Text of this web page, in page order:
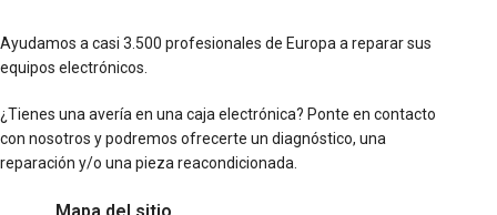
Ayudamos a casi 3.500 profesionales de Europa a reparar sus
equipos electrónicos.
¿Tienes una avería en una caja electrónica? Ponte en contacto
con nosotros y podremos ofrecerte un diagnóstico, una
reparación y/o una pieza reacondicionada.